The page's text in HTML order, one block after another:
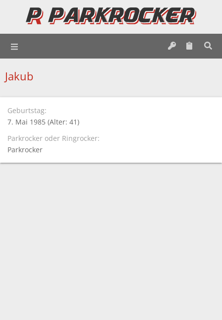
Jakub
Geburtstag
7. Mai 1985 (Alter: 41)
Parkrocker oder Ringrocker
Parkrocker